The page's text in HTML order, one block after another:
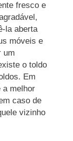
fresco e
la aberta
móveis e
um
o toldo
Em
a melhor
caso de
vizinho